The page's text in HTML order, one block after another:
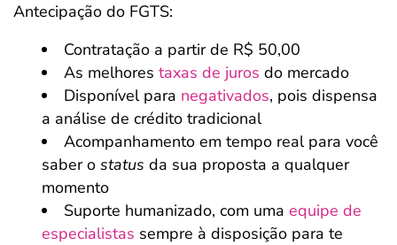
Antecipação do FGTS:
Contratação a partir de R$ 50,00
As melhores taxas de juros do mercado
Disponível para negativados, pois dispensa
a análise de crédito tradicional
Acompanhamento em tempo real para você
saber o status da sua proposta a qualquer
momento
Suporte humanizado, com uma equipe de
especialistas sempre à disposição para te